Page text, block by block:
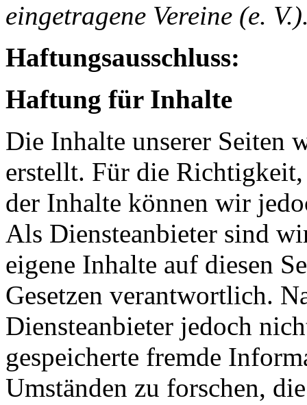
eingetragene Vereine (e.
Haftungsausschluss:
Haftung für Inhalte
Die Inhalte unserer Seiten
erstellt. Für die
der Inhalte können wir
Als Diensteanbieter sind
eigene Inhalte auf diesen
Gesetzen verantwortlich.
Diensteanbieter jedoch
gespeicherte fremde
Umständen zu forschen,